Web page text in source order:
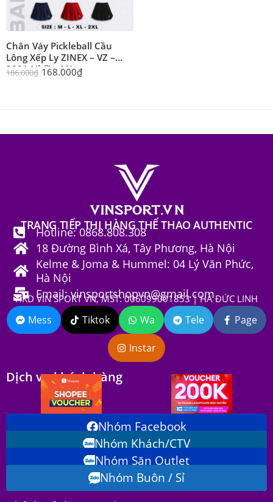
Chân Váy Pickleball Cầu
Lông Xếp Ly ZINEX – VZ –
3801 Nhiều Màu
186.000₫ 168.000₫
TRANG TIẾP THỊ HÀNG THỂ THAO AUTHENTIC
Hotline: 0868.808.308
18 Đường Bình Xá, Tây Phương, Hà Nội
Kelme & Joma & Hummel: 04 Lý Văn Phức,
Hà Nội
Email: vinsportshopvn@gmail.com
HKD VIN SPORT VN, MST: 006099001853 | HÀ ĐỨC LINH
Mess Tiktok Wa Tele Page
Instar
Dịch vụ khách hàng
Nhóm Facebook
Nhóm Khách/CTV
Nhóm Săn Outlet
Nhóm Buôn / Sỉ